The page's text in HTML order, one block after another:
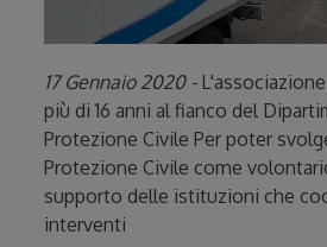
17 Gennaio 2020 -
più di 16 anni al fianco del
Protezione Civile Per poter
Protezione Civile come
supporto delle istituzioni che
interventi